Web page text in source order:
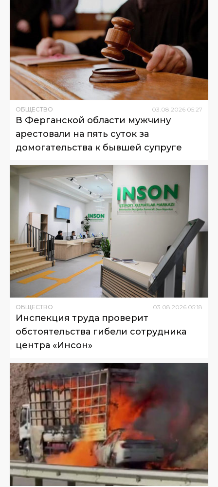
ОБЩЕСТВО 03 08 2026 05:27
В Ферганской области мужчину
арестовали на пять суток за
домогательства к бывшей супруге
ОБЩЕСТВО 03.08.2026 05:18
Инспекция труда проверит
обстоятельства гибели сотрудника
центра «Инсон»